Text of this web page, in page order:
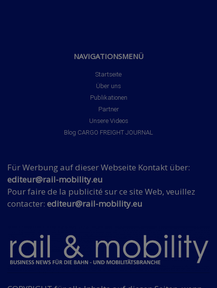
NAVIGATIONSMENÜ
Startseite
Über uns
Publikationen
Partner
Unsere Videos
Blog CARGO FREIGHT JOURNAL
Für Werbung auf dieser Webseite Kontakt über:
editeur@rail-mobility.eu
Pour faire de la publicité sur ce site Web, veuillez
contacter: editeur@rail-mobility.eu